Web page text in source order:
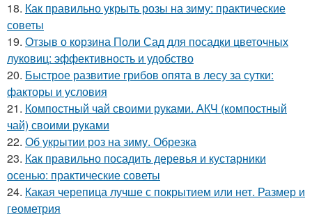
18. Как правильно укрыть розы на зиму: практические
советы
19. Отзыв о корзина Поли Сад для посадки цветочных
луковиц: эффективность и удобство
20. Быстрое развитие грибов опята в лесу за сутки:
факторы и условия
21. Компостный чай своими руками. АКЧ (компостный
чай) своими руками
22. Об укрытии роз на зиму. Обрезка
23. Как правильно посадить деревья и кустарники
осенью: практические советы
24. Какая черепица лучше с покрытием или нет. Размер и
геометрия